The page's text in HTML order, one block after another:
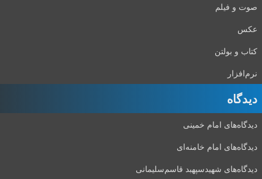
صوت و فیلم
عکس
کتاب و بولتن
نرم‌افزار
دیدگاه‌
دیدگاه‌های امام خمینی
دیدگاه‌های امام خامنه‌ای
دیدگاه‌های شهید‌سپهبد قاسم‌سلیمانی